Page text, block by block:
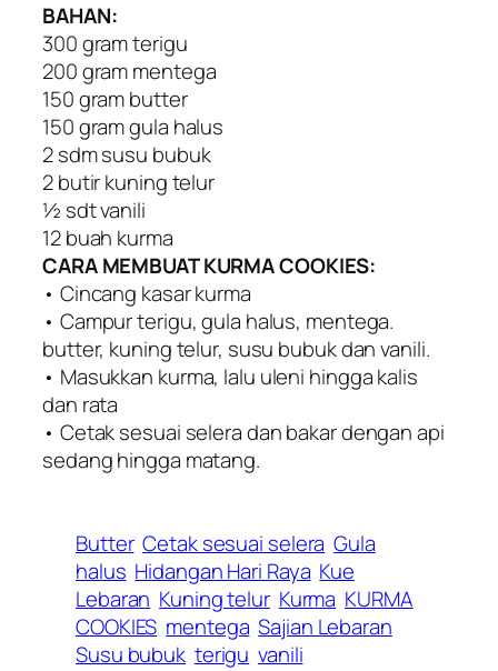
BAHAN:
300 gram terigu
200 gram mentega
150 gram butter
150 gram gula halus
2 sdm susu bubuk
2 butir kuning telur
½ sdt vanili
12 buah kurma
CARA MEMBUAT KURMA COOKIES:
• Cincang kasar kurma
• Campur terigu, gula halus, mentega.
butter, kuning telur, susu bubuk dan vanili.
• Masukkan kurma, lalu uleni hingga kalis
dan rata
• Cetak sesuai selera dan bakar dengan api
sedang hingga matang.
Butter Cetak sesuai selera Gula
halus Hidangan Hari Raya Kue
Lebaran Kuning telur Kurma KURMA
COOKIES mentega Sajian Lebaran
Susu bubuk terigu vanili